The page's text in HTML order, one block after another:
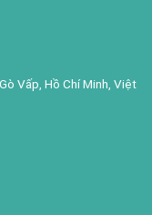
Vấp, Hồ Chí Minh, Việt